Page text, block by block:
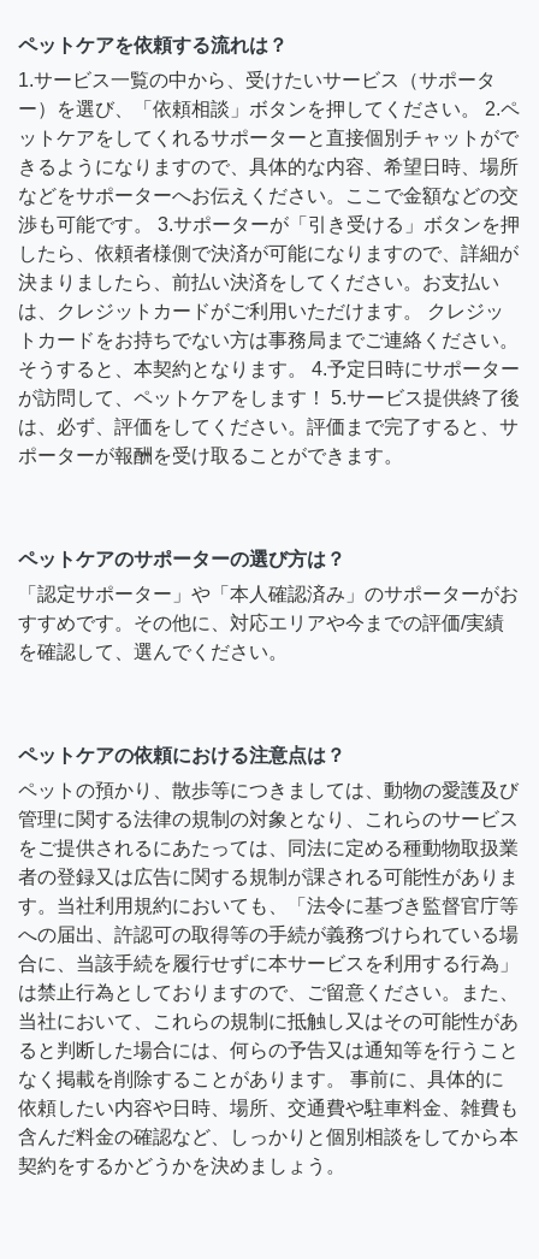
ペットケアを依頼する流れは？
1.サービス一覧の中から、受けたいサービス（サポータ
ー）を選び、「依頼相談」ボタンを押してください。 2.ペ
ットケアをしてくれるサポーターと直接個別チャットがで
きるようになりますので、具体的な内容、希望日時、場所
などをサポーターへお伝えください。ここで金額などの交
渉も可能です。 3.サポーターが「引き受ける」ボタンを押
したら、依頼者様側で決済が可能になりますので、詳細が
決まりましたら、前払い決済をしてください。お支払い
は、クレジットカードがご利用いただけます。 クレジッ
トカードをお持ちでない方は事務局までご連絡ください。
そうすると、本契約となります。 4.予定日時にサポーター
が訪問して、ペットケアをします！ 5.サービス提供終了後
は、必ず、評価をしてください。評価まで完了すると、サ
ポーターが報酬を受け取ることができます。
ペットケアのサポーターの選び方は？
「認定サポーター」や「本人確認済み」のサポーターがお
すすめです。その他に、対応エリアや今までの評価/実績
を確認して、選んでください。
ペットケアの依頼における注意点は？
ペットの預かり、散歩等につきましては、動物の愛護及び
管理に関する法律の規制の対象となり、これらのサービス
をご提供されるにあたっては、同法に定める種動物取扱業
者の登録又は広告に関する規制が課される可能性がありま
す。当社利用規約においても、「法令に基づき監督官庁等
への届出、許認可の取得等の手続が義務づけられている場
合に、当該手続を履行せずに本サービスを利用する行為」
は禁止行為としておりますので、ご留意ください。また、
当社において、これらの規制に抵触し又はその可能性があ
ると判断した場合には、何らの予告又は通知等を行うこと
なく掲載を削除することがあります。 事前に、具体的に
依頼したい内容や日時、場所、交通費や駐車料金、雑費も
含んだ料金の確認など、しっかりと個別相談をしてから本
契約をするかどうかを決めましょう。